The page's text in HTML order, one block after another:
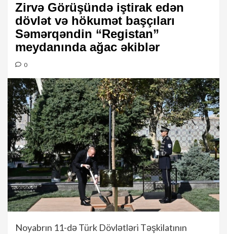
Zirvə Görüşündə iştirak edən
dövlət və hökumət başçıları
Səmərqəndin “Registan”
meydanında ağac əkiblər
0
Noyabrın 11-də Türk Dövlətləri Təşkilatının